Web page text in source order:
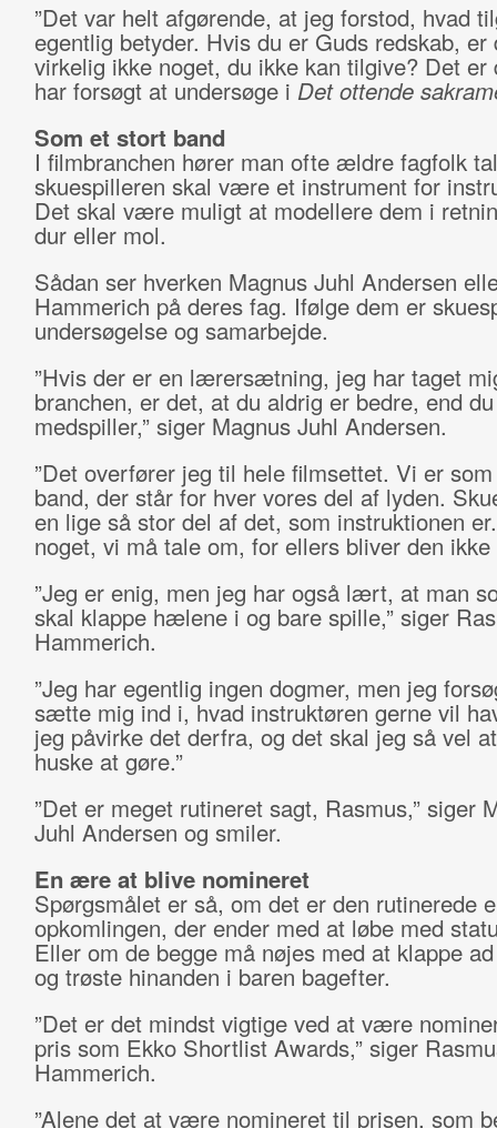
”Det var helt afgørende, at jeg forstod, hvad
egentlig betyder. Hvis du er Guds redskab, er
virkelig ikke noget, du ikke kan tilgive? Det er
har forsøgt at undersøge i Det ottende
Som et stort band
I filmbranchen hører man ofte ældre fagfolk
skuespilleren skal være et instrument for
Det skal være muligt at modellere dem i
dur eller mol.
Sådan ser hverken Magnus Juhl Andersen
Hammerich på deres fag. Ifølge dem er
undersøgelse og samarbejde.
”Hvis der er en lærersætning, jeg har taget
branchen, er det, at du aldrig er bedre, end
medspiller,” siger Magnus Juhl Andersen.
”Det overfører jeg til hele filmsettet. Vi er
band, der står for hver vores del af lyden.
en lige så stor del af det, som instruktionen
noget, vi må tale om, for ellers bliver den ikke
”Jeg er enig, men jeg har også lært, at man
skal klappe hælene i og bare spille,” siger
Hammerich.
”Jeg har egentlig ingen dogmer, men jeg
sætte mig ind i, hvad instruktøren gerne vil
jeg påvirke det derfra, og det skal jeg så vel
huske at gøre.”
”Det er meget rutineret sagt, Rasmus,” siger
Juhl Andersen og smiler.
En ære at blive nomineret
Spørgsmålet er så, om det er den rutinerede
opkomlingen, der ender med at løbe med
Eller om de begge må nøjes med at klappe
og trøste hinanden i baren bagefter.
”Det er det mindst vigtige ved at være
pris som Ekko Shortlist Awards,” siger
Hammerich.
”Alene det at være nomineret til prisen, som